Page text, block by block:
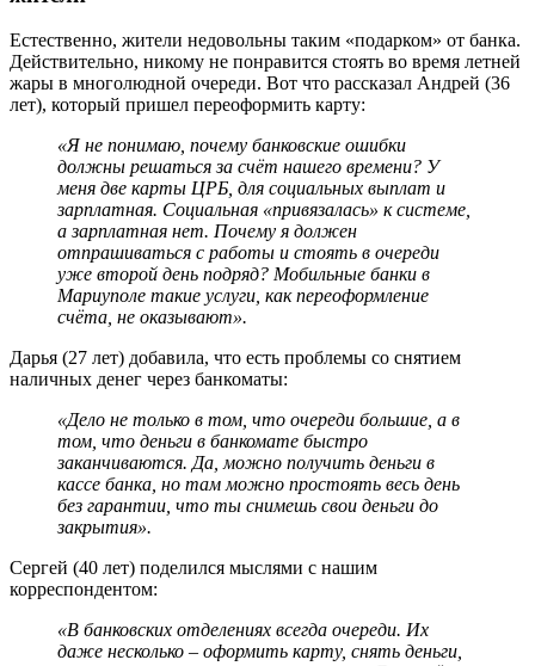
Естественно, жители недовольны таким «подарком» от банка.
Действительно, никому не понравится стоять во время летней
жары в многолюдной очереди. Вот что рассказал Андрей (36
лет), который пришел переоформить карту:
«Я не понимаю, почему банковские ошибки
должны решаться за счёт нашего времени? У
меня две карты ЦРБ, для социальных выплат и
зарплатная. Социальная «привязалась» к системе,
а зарплатная нет. Почему я должен
отпрашиваться с работы и стоять в очереди
уже второй день подряд? Мобильные банки в
Мариуполе такие услуги, как переоформление
счёта, не оказывают».
Дарья (27 лет) добавила, что есть проблемы со снятием
наличных денег через банкоматы:
«Дело не только в том, что очереди большие, а в
том, что деньги в банкомате быстро
заканчиваются. Да, можно получить деньги в
кассе банка, но там можно простоять весь день
без гарантии, что ты снимешь свои деньги до
закрытия».
Сергей (40 лет) поделился мыслями с нашим
корреспондентом:
«В банковских отделениях всегда очереди. Их
даже несколько – оформить карту, снять деньги,